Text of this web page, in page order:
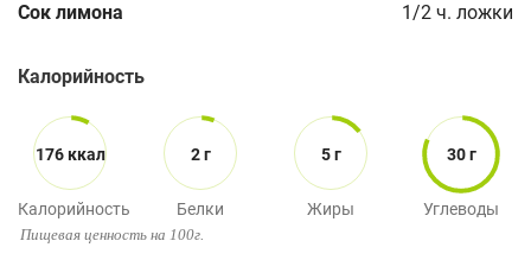
Сок лимона 1/2 ч. ложки
Калорийность
176 ккал
Калорийность
2 г
Белки
5 г
Жиры
30 г
Углеводы
Пищевая ценность на 100г.